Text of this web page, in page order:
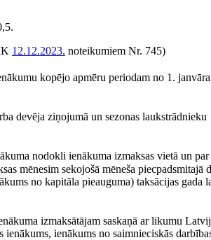
12.12.2023. noteikumiem Nr. 745)
kopējo apmēru periodam no 1.
devēja ziņojumā un sezonas laukstrādnieku
nodokli ienākuma izmaksas vietā un
mēnesim sekojošā mēneša piecpadsmitajā
no kapitāla pieauguma) taksācijas gada
izmaksātājam saskaņā ar likumu
ienākums no saimnieciskās